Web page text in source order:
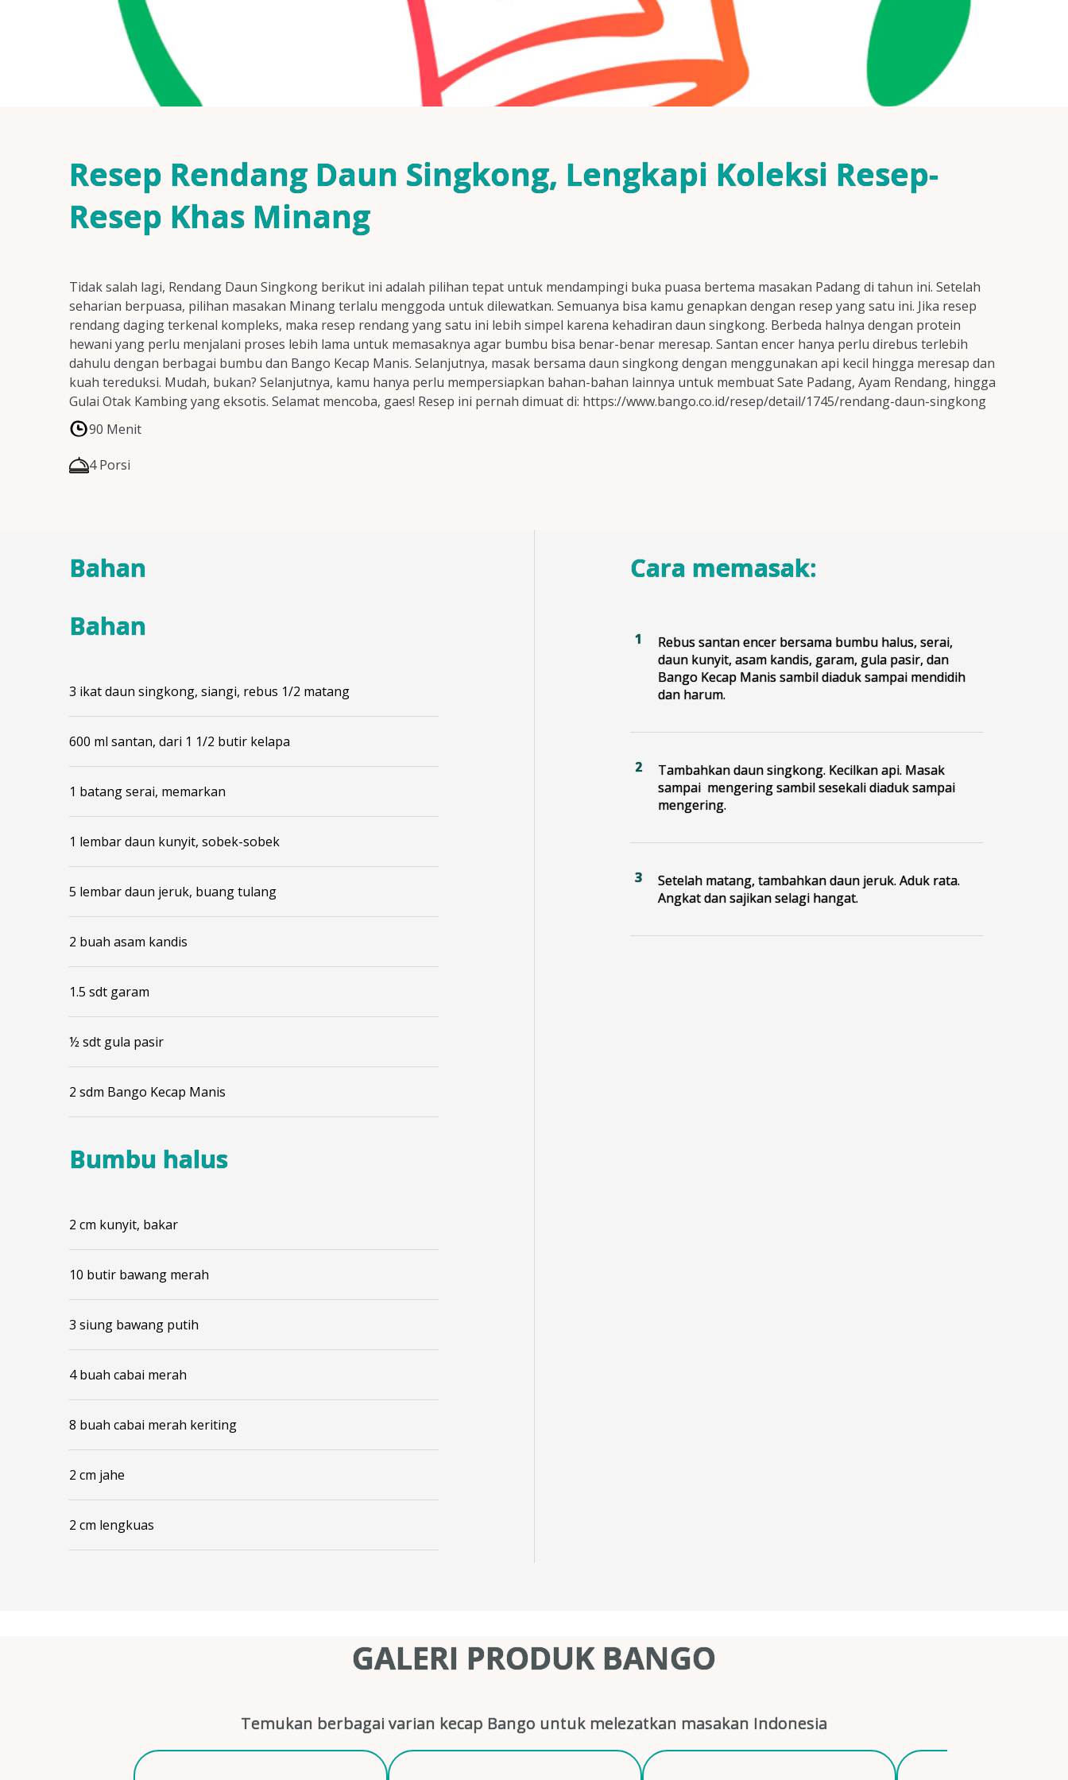
Resep Rendang Daun Singkong, Lengkapi Koleksi Resep-
Resep Khas Minang
Tidak salah lagi, Rendang Daun Singkong berikut ini adalah pilihan tepat untuk mendampingi buka puasa bertema masakan Padang di tahun ini. Setelah
seharian berpuasa, pilihan masakan Minang terlalu menggoda untuk dilewatkan. Semuanya bisa kamu genapkan dengan resep yang satu ini. Jika resep
rendang daging terkenal kompleks, maka resep rendang yang satu ini lebih simpel karena kehadiran daun singkong. Berbeda halnya dengan protein
hewani yang perlu menjalani proses lebih lama untuk memasaknya agar bumbu bisa benar-benar meresap. Santan encer hanya perlu direbus terlebih
dahulu dengan berbagai bumbu dan Bango Kecap Manis. Selanjutnya, masak bersama daun singkong dengan menggunakan api kecil hingga meresap dan
kuah tereduksi. Mudah, bukan? Selanjutnya, kamu hanya perlu mempersiapkan bahan-bahan lainnya untuk membuat Sate Padang, Ayam Rendang, hingga
Gulai Otak Kambing yang eksotis. Selamat mencoba, gaes! Resep ini pernah dimuat di: https://www.bango.co.id/resep/detail/1745/rendang-daun-singkong
90 Menit
4 Porsi
Bahan
Bahan
3 ikat daun singkong, siangi, rebus 1/2 matang
600 ml santan, dari 1 1/2 butir kelapa
1 batang serai, memarkan
1 lembar daun kunyit, sobek-sobek
5 lembar daun jeruk, buang tulang
2 buah asam kandis
1.5 sdt garam
½ sdt gula pasir
2 sdm Bango Kecap Manis
Bumbu halus
2 cm kunyit, bakar
10 butir bawang merah
3 siung bawang putih
4 buah cabai merah
8 buah cabai merah keriting
2 cm jahe
2 cm lengkuas
Cara memasak:
Rebus santan encer bersama bumbu halus, serai,
daun kunyit, asam kandis, garam, gula pasir, dan
Bango Kecap Manis sambil diaduk sampai mendidih
dan harum.
Tambahkan daun singkong. Kecilkan api. Masak
sampai mengering sambil sesekali diaduk sampai
mengering.
Setelah matang, tambahkan daun jeruk. Aduk rata.
Angkat dan sajikan selagi hangat.
GALERI PRODUK BANGO
Temukan berbagai varian kecap Bango untuk melezatkan masakan Indonesia